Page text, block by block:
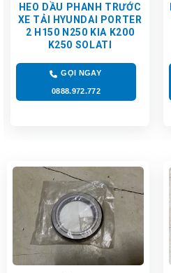
HEO DẦU PHANH TRƯỚC
XE TẢI HYUNDAI PORTER
2 H150 N250 KIA K200
K250 SOLATI
GỌI NGAY
0888.972.772